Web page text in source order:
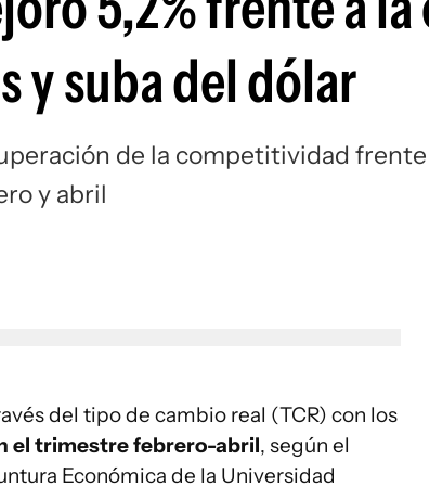
y suba del dólar
de la competitividad frente
y abril
del tipo de cambio real (TCR) con los
el trimestre febrero-abril, según el
Económica de la Universidad